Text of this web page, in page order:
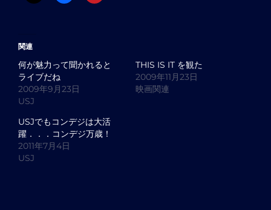
関連
何が魅力って聞かれると
ライブだね
2009年9月23日
USJ
THIS IS IT を観た
2009年11月23日
映画関連
USJでもコンデジは大活
躍．．．コンデジ万歳！
2011年7月4日
USJ